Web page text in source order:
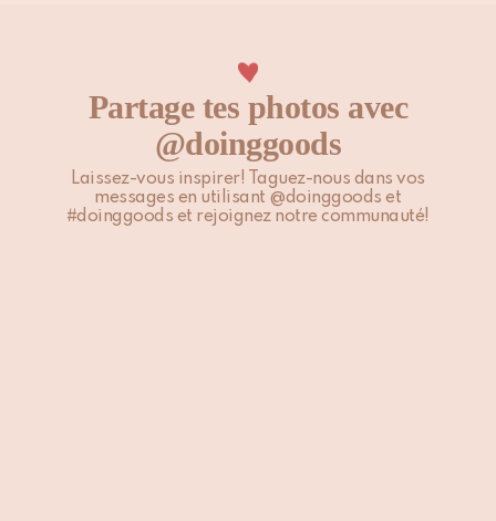
Partage tes photos avec
@doinggoods
Laissez-vous inspirer! Taguez-nous dans vos
messages en utilisant @doinggoods et
#doinggoods et rejoignez notre communauté!